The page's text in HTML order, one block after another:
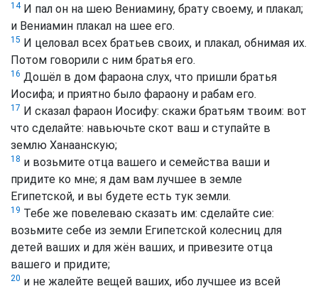
14И пал он на шею Вениамину, брату своему, и плакал;
и Вениамин плакал на шее его.
15 И целовал всех братьев своих, и плакал, обнимая их.
Потом говорили с ним братья его.
16 Дошёл в дом фараона слух, что пришли братья
Иосифа; и приятно было фараону и рабам его.
17 И сказал фараон Иосифу: скажи братьям твоим: вот
что сделайте: навьючьте скот ваш и ступайте в
землю Ханаанскую;
18 и возьмите отца вашего и семейства ваши и
придите ко мне; я дам вам лучшее в земле
Египетской, и вы будете есть тук земли.
19 Тебе же повелеваю сказать им: сделайте сие:
возьмите себе из земли Египетской колесниц для
детей ваших и для жён ваших, и привезите отца
вашего и придите;
20 и не жалейте вещей ваших, ибо лучшее из всей